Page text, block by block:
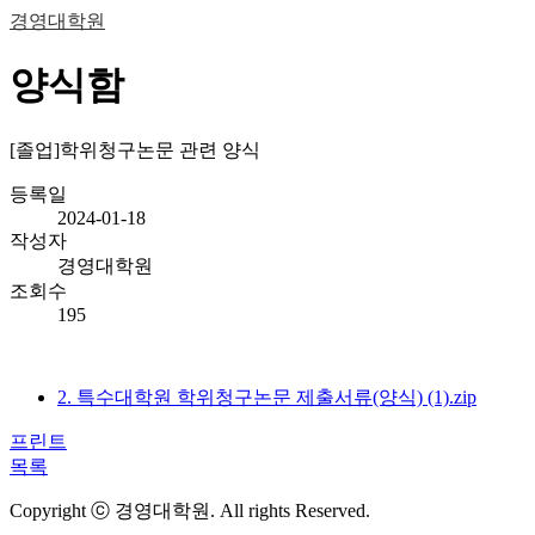
경영대학원
양식함
[졸업]학위청구논문 관련 양식
등록일
2024-01-18
작성자
경영대학원
조회수
195
2. 특수대학원 학위청구논문 제출서류(양식) (1).zip
프린트
목록
Copyright ⓒ 경영대학원. All rights Reserved.